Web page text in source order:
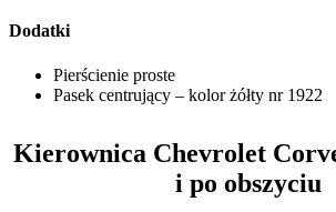
Dodatki
Pierścienie proste
Pasek centrujący – kolor żółty nr 1922
Kierownica Chevrolet
i po obszyciu